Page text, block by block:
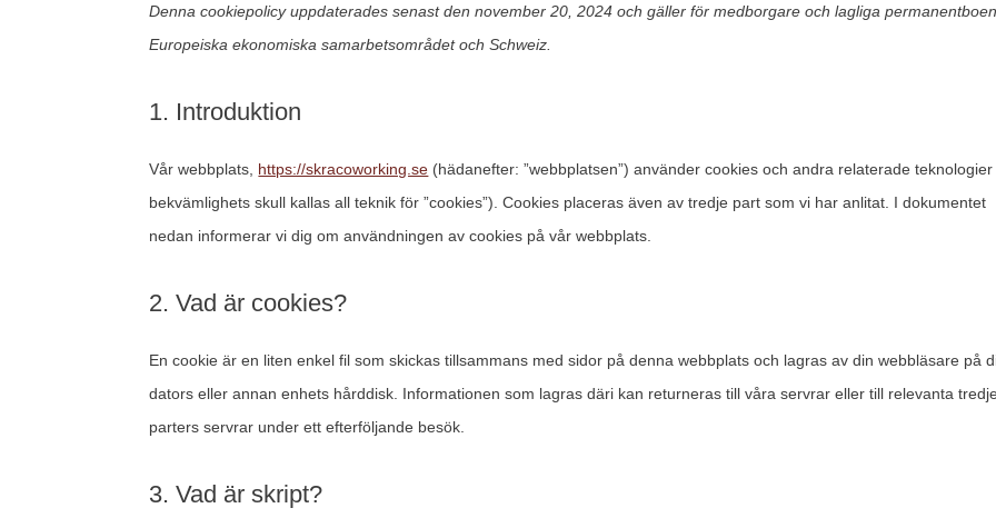
Denna cookiepolicy uppdaterades senast den november 20, 2024 och gäller för medborgare och lagliga
Europeiska ekonomiska samarbetsområdet och Schweiz.
1. Introduktion
Vår webbplats, https://skracoworking.se (hädanefter: ”webbplatsen”) använder cookies och andra relaterade
bekvämlighets skull kallas all teknik för ”cookies”). Cookies placeras även av tredje part som vi har anlitat. I dokumentet
nedan informerar vi dig om användningen av cookies på vår webbplats.
2. Vad är cookies?
En cookie är en liten enkel fil som skickas tillsammans med sidor på denna webbplats och lagras av din webbläsare på
dators eller annan enhets hårddisk. Informationen som lagras däri kan returneras till våra servrar eller till relevanta
parters servrar under ett efterföljande besök.
3. Vad är skript?